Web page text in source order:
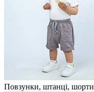
Повзунки, штанці, шорти